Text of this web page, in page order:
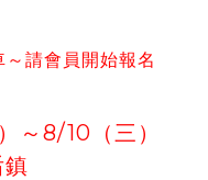
請會員開始報名
～8/10（三）